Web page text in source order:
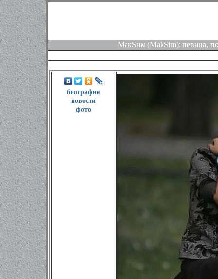
МакSим (MakSim): певица,
биография
новости
фото